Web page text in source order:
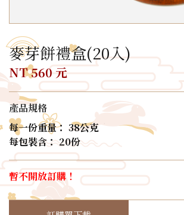
麥芽餅禮盒(20入)
NT 560 元
產品規格
每一份重量： 38公克
每包裝含： 20份
暫不開放訂購！